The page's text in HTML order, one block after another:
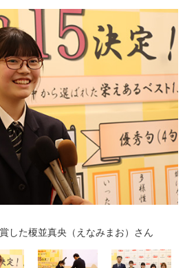
した榎並真央（えなみまお）さん